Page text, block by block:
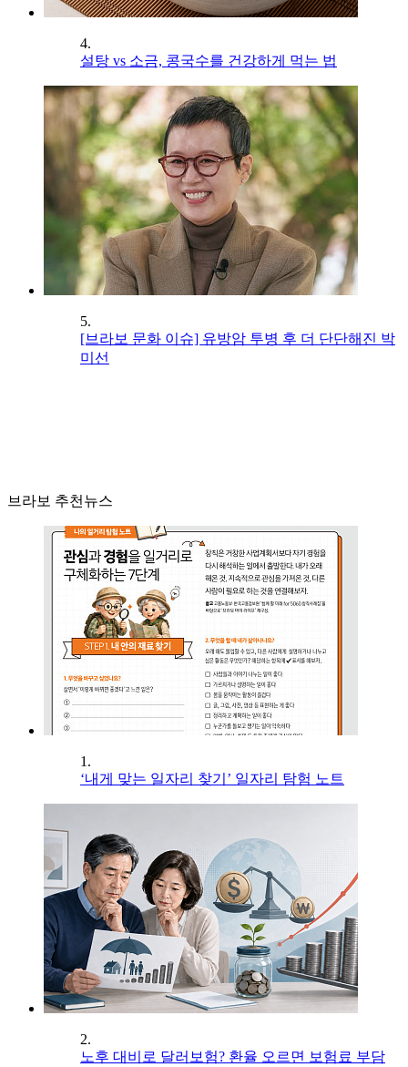
4.
설탕 vs 소금, 콩국수를 건강하게 먹는 법
5.
[브라보 문화 이슈] 유방암 투병 후 더 단단해진 박
미선
브라보 추천뉴스
1.
‘내게 맞는 일자리 찾기’ 일자리 탐험 노트
2.
노후 대비로 달러보험? 환율 오르면 보험료 부담